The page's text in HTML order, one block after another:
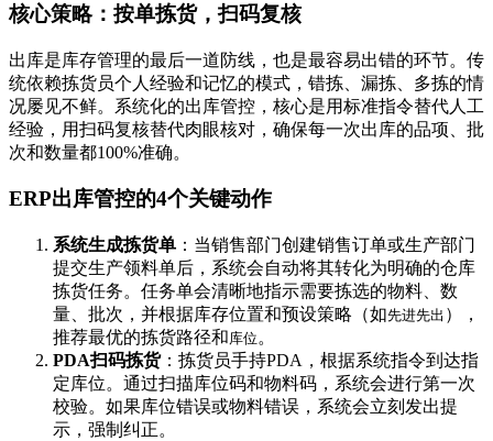
核心策略：按单拣货，扫码复核
出库是库存管理的最后一道防线，也是最容易出错的环节。传
统依赖拣货员个人经验和记忆的模式，错拣、漏拣、多拣的情
况屡见不鲜。系统化的出库管控，核心是用标准指令替代人工
经验，用扫码复核替代肉眼核对，确保每一次出库的品项、批
次和数量都100%准确。
ERP出库管控的4个关键动作
系统生成拣货单 ：当销售部门创建销售订单或生产部门
提交生产领料单后，系统会自动将其转化为明确的仓库
拣货任务。任务单会清晰地指示需要拣选的物料、数
量、批次，并根据库存位置和预设策略（如先进先出 ），
推荐最优的拣货路径和库位 。
PDA扫码拣货：拣货员手持PDA，根据系统指令到达指
定库位。通过扫描库位码和物料码，系统会进行第一次
校验。如果库位错误或物料错误，系统会立刻发出提
示，强制纠正。